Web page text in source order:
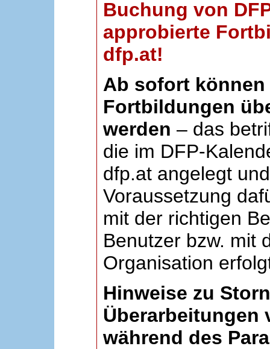
Buchung von
approbierte
dfp.at!
Ab sofort können
Fortbildungen
werden – das
die im DFP-
dfp.at angelegt
Voraussetzung
mit der richtigen
Benutzer bzw. mit
Organisation
Hinweise zu
Überarbeitungen
während des